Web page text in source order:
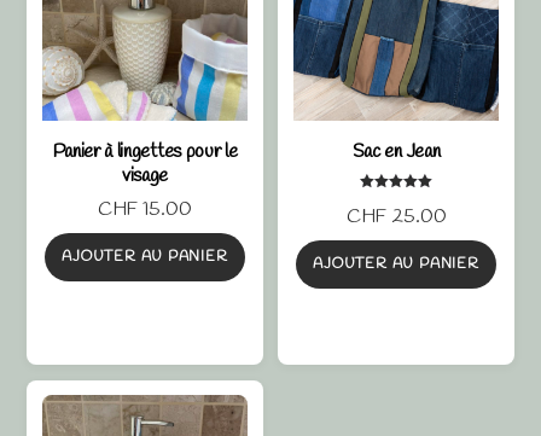
Panier à lingettes pour le
visage
CHF15.00
AJOUTER AU PANIER
Sac en Jean
5.00
CHF25.00
AJOUTER AU PANIER